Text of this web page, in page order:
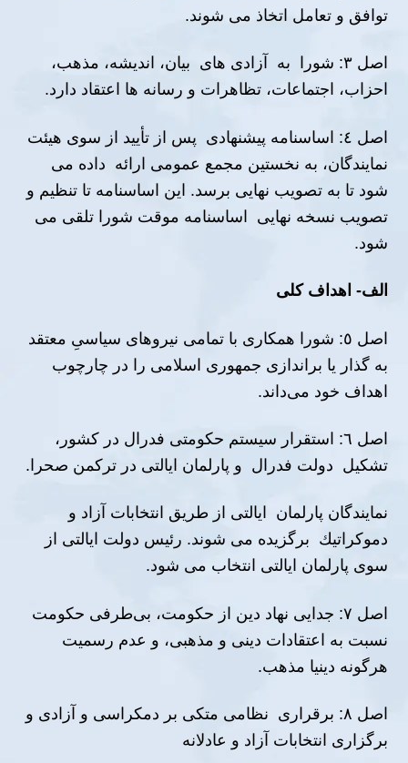
توافق و تعامل اتخاذ مى شوند.
اصل ٣: شورا به آزادى ھاى بیان، اندیشه، مذھب،
احزاب، اجتماعات، تظاھرات و رسانه ھا اعتقاد دارد.
اصل ٤: اساسنامه پیشنھادى پس از تأیید از سوى ھیئت
نمایندگان، به نخستین مجمع عمومى ارائه داده مى
شود تا به تصویب نھایى برسد. این اساسنامه تا تنظیم و
تصویب نسخه نهایی اساسنامه موقت شورا تلقى مى
شود.
الف- اھداف كلى
اصل ٥: شورا همکاری با تمامی نیروهای سیاسیِ معتقد
به گذار یا براندازی جمهوری اسلامی را در چارچوب
اهداف خود می‌داند.
اصل ٦: استقرار سیستم حكومتى فدرال در كشور،
تشكیل دولت فدرال و پارلمان ایالتى در تركمن صحرا.
نمایندگان پارلمان ایالتى از طریق انتخابات آزاد و
دموكراتیك برگزیده مى شوند. رئیس دولت ایالتى از
سوى پارلمان ایالتى انتخاب مى شود.
اصل ٧: جدایی نهاد دین از حکومت، بی‌طرفی حکومت
نسبت به اعتقادات دینی و مذهبی، و عدم رسمیت
هرگونه دینیا مذهب.
اصل ٨: برقرارى نظامی متکی بر دمکراسی و آزادى و
برگزارى انتخابات آزاد و عادلانه